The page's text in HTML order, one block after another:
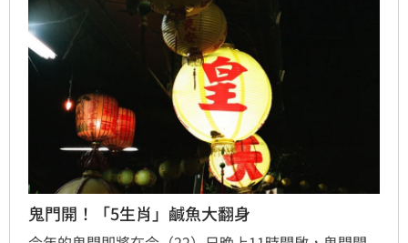
鬼門開！「5生肖」鹹魚大翻身